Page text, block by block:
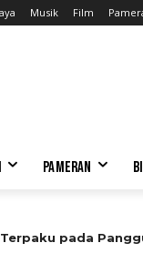
Musik Film
PAMERAN
pada